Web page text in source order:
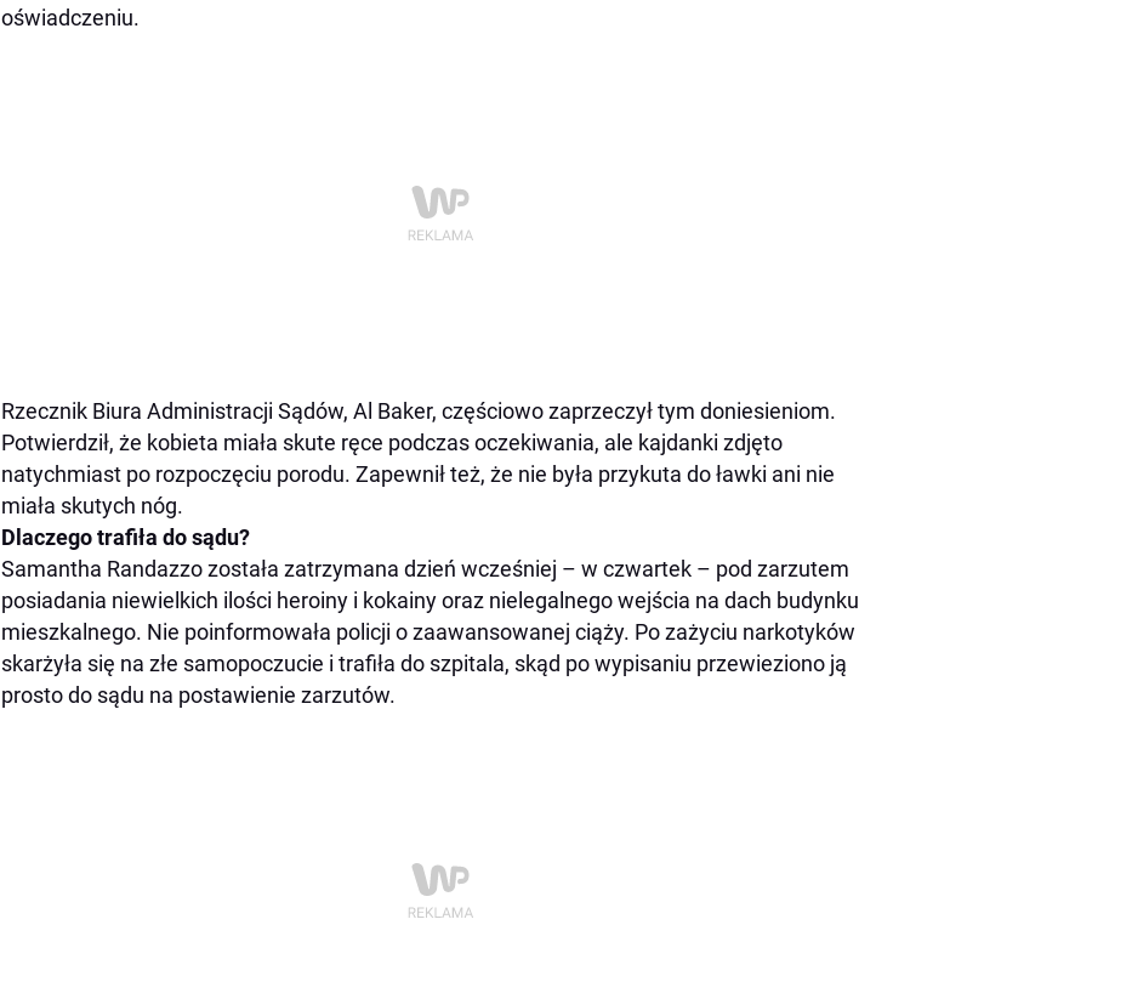
oświadczeniu.
Rzecznik Biura Administracji Sądów, Al Baker, częściowo zaprzeczył tym doniesieniom.
Potwierdził, że kobieta miała skute ręce podczas oczekiwania, ale kajdanki zdjęto
natychmiast po rozpoczęciu porodu. Zapewnił też, że nie była przykuta do ławki ani nie
miała skutych nóg.
Dlaczego trafiła do sądu?
Samantha Randazzo została zatrzymana dzień wcześniej – w czwartek – pod zarzutem
posiadania niewielkich ilości heroiny i kokainy oraz nielegalnego wejścia na dach budynku
mieszkalnego. Nie poinformowała policji o zaawansowanej ciąży. Po zażyciu narkotyków
skarżyła się na złe samopoczucie i trafiła do szpitala, skąd po wypisaniu przewieziono ją
prosto do sądu na postawienie zarzutów.